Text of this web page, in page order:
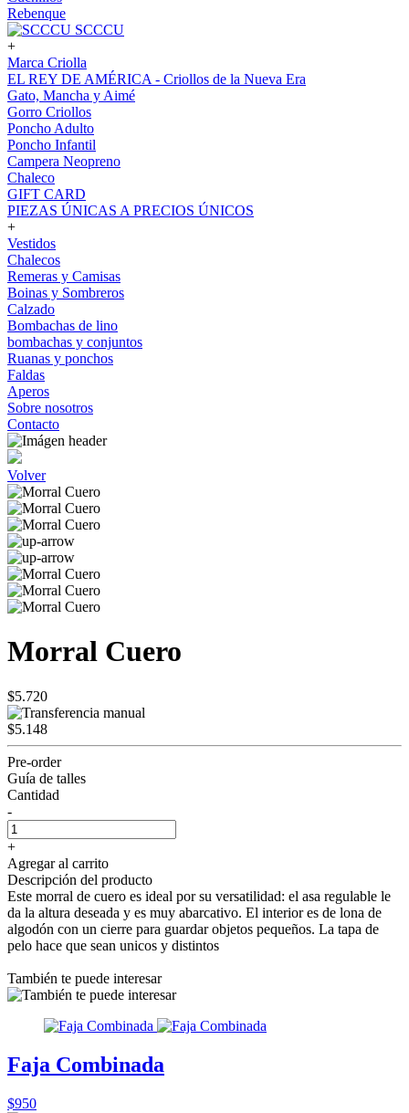
Rebenque
SCCCU
+
Marca Criolla
EL REY DE AMÉRICA - Criollos de la Nueva Era
Gato, Mancha y Aimé
Gorro Criollos
Poncho Adulto
Poncho Infantil
Campera Neopreno
Chaleco
GIFT CARD
PIEZAS ÚNICAS A PRECIOS ÚNICOS
+
Vestidos
Chalecos
Remeras y Camisas
Boinas y Sombreros
Calzado
Bombachas de lino
bombachas y conjuntos
Ruanas y ponchos
Faldas
Aperos
Sobre nosotros
Contacto
Volver
Morral Cuero
$5.720
$5.148
Pre-order
Guía de talles
Cantidad
-
+
Agregar al carrito
Descripción del producto
Este morral de cuero es ideal por su versatilidad: el asa regulable le
da la altura deseada y es muy abarcativo. El interior es de lona de
algodón con un cierre para guardar objetos pequeños. La tapa de
pelo hace que sean unicos y distintos
También te puede interesar
Faja Combinada
$950